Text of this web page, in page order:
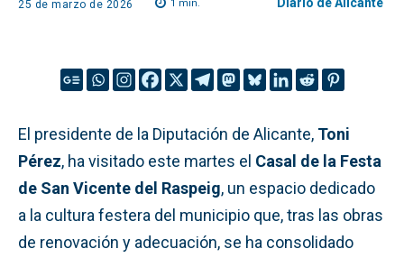
25 de marzo de 2026 1 min.
El presidente de la Diputación de Alicante, Toni
Pérez, ha visitado este martes el Casal de la Festa
de San Vicente del Raspeig, un espacio dedicado
a la cultura festera del municipio que, tras las obras
de renovación y adecuación, se ha consolidado